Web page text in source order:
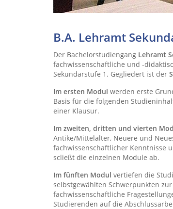
B.A. Lehramt
Der Bachelorstudiengang Lehramt
fachwissenschaftliche und -
Sekundarstufe 1. Gegliedert ist der
Im ersten Modul werden erste
Basis für die folgenden
einer Klausur.
Im zweiten, dritten und vierten
Antike/Mittelalter, Neuere und
fachwissenschaftlicher Kenntnisse
scließt die einzelnen Module ab.
Im fünften Modul vertiefen die
selbstgewählten Schwerpunkten
fachwissenschaftliche
Studierenden auf die